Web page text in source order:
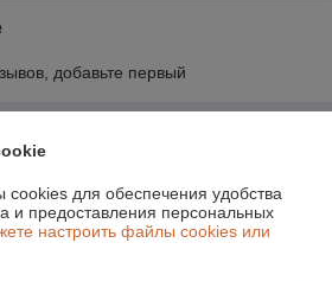
добавьте первый
для обеспечения удобства
и предоставления персональных
настроить файлы cookies или